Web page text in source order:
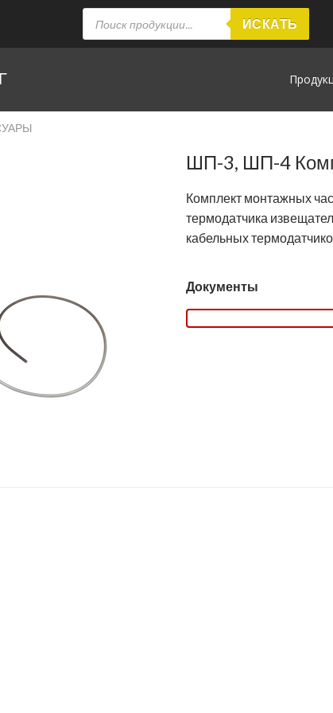
ИСКАТЬ
ШП-3, ШП-4
Комплект монтажных
термодатчика
кабельных
Документы